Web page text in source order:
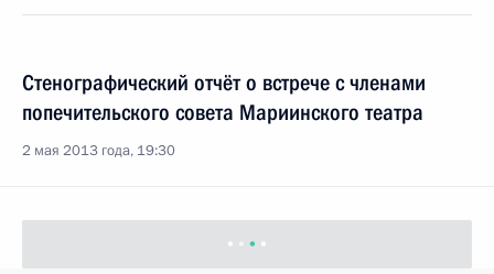
Стенографический отчёт о встрече с членами
попечительского совета Мариинского театра
2 мая 2013 года, 19:30